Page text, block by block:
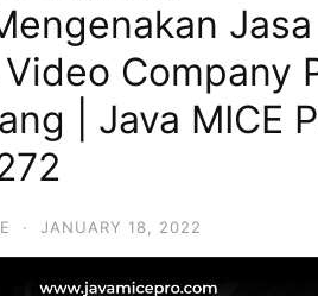
Jasa
Company
| Java MICE
· JANUARY 18, 2022